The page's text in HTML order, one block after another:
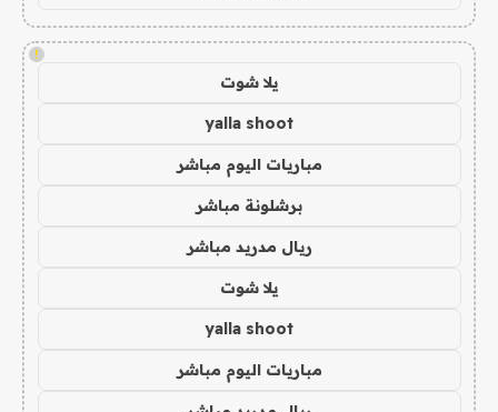
!
يلا شوت
yalla shoot
مباريات اليوم مباشر
برشلونة مباشر
ريال مدريد مباشر
يلا شوت
yalla shoot
مباريات اليوم مباشر